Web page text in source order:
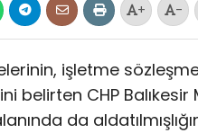
+ -
işletme
belirten CHP Balıkesir
da